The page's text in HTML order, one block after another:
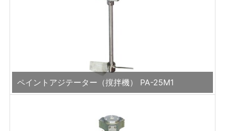
ペイントアジテーター（撹拌機） PA-25M1